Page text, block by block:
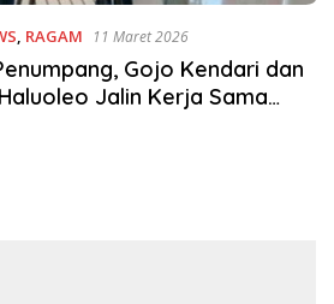
, RAGAM 11 Maret 2026
Gojo Kendari dan
Jalin Kerja Sama